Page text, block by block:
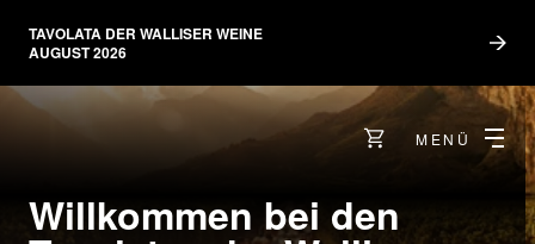
TAVOLATA DER WALLISER WEINE
AUGUST 2026
MENÜ
Willkommen bei den